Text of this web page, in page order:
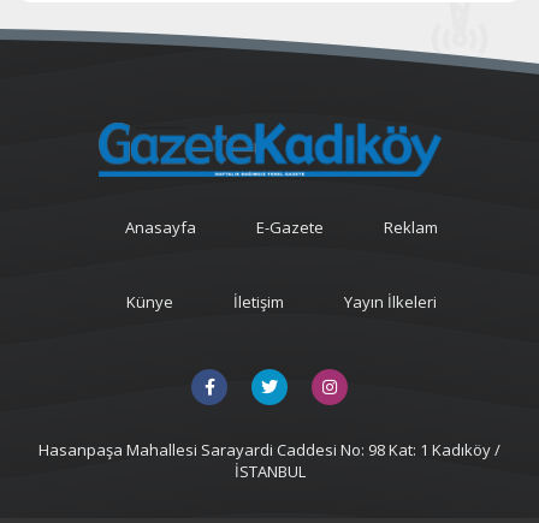
Anasayfa E-Gazete Reklam
Künye İletişim Yayın İlkeleri
Hasanpaşa Mahallesi Sarayardi Caddesi No: 98 Kat: 1 Kadıköy /
İSTANBUL